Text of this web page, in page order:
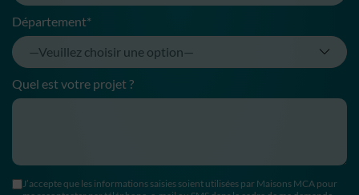
Département*
Quel est votre projet ?
J’accepte que les informations saisies soient utilisées par Maisons MCA pour